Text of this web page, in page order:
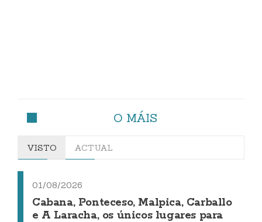
O MÁIS
VISTO ACTUAL
01/08/2026
Cabana, Ponteceso, Malpica, Carballo
e A Laracha, os únicos lugares para